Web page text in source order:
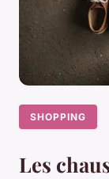
SHOPPING
Les